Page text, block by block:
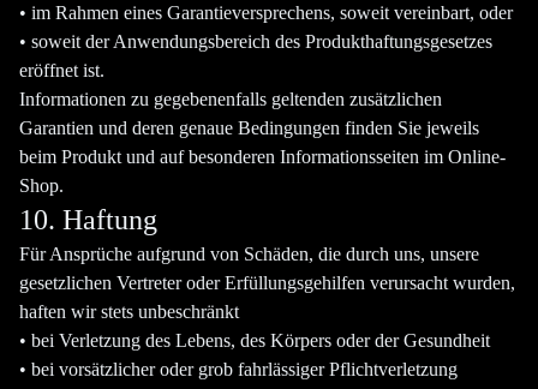
• im Rahmen eines Garantieversprechens, soweit vereinbart, oder
• soweit der Anwendungsbereich des Produkthaftungsgesetzes
eröffnet ist.
Informationen zu gegebenenfalls geltenden zusätzlichen
Garantien und deren genaue Bedingungen finden Sie jeweils
beim Produkt und auf besonderen Informationsseiten im Online-
Shop.
10. Haftung
Für Ansprüche aufgrund von Schäden, die durch uns, unsere
gesetzlichen Vertreter oder Erfüllungsgehilfen verursacht wurden,
haften wir stets unbeschränkt
• bei Verletzung des Lebens, des Körpers oder der Gesundheit
• bei vorsätzlicher oder grob fahrlässiger Pflichtverletzung